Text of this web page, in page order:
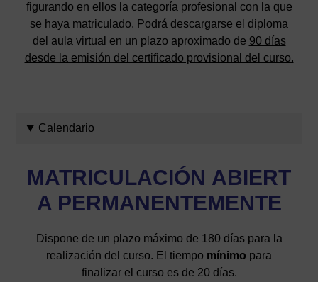
figurando en ellos la categoría profesional con la que
se haya matriculado. Podrá descargarse el diploma
del aula virtual en un plazo aproximado de 90 días
desde la emisión del certificado provisional del curso.
Calendario
MATRICULACIÓN ABIERT
A PERMANENTEMENTE
Dispone de un plazo máximo de 180 días para la
realización del curso. El tiempo mínimo para
finalizar el curso es de 20 días.